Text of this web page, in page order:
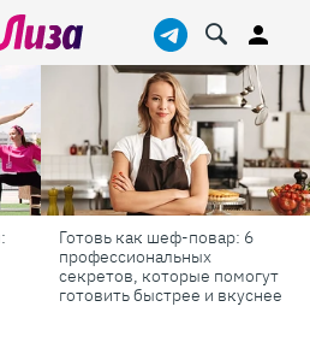
Масштабные приключения:
самые красивые фестивали
России в августе